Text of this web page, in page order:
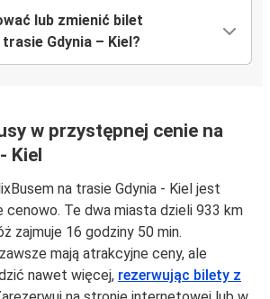
lub zmienić bilet
Gdynia – Kiel?
w przystępnej cenie na
Kiel
na trasie Gdynia - Kiel jest
cenowo. Te dwa miasta dzieli 933 km
zajmuje 16 godziny 50 min.
mają atrakcyjne ceny, ale
nawet więcej, rezerwując bilety z